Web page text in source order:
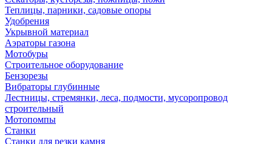
Теплицы, парники, садовые опоры
Удобрения
Укрывной материал
Аэраторы газона
Мотобуры
Строительное оборудование
Бензорезы
Вибраторы глубинные
Лестницы, стремянки, леса, подмости, мусоропровод
строительный
Мотопомпы
Станки
Станки для резки камня